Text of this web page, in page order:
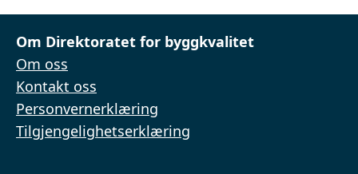
Om Direktoratet for byggkvalitet
Om oss
Kontakt oss
Personvernerklæring
Tilgjengelighetserklæring